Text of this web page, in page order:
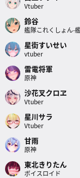
Vtuber
鈴谷
星街すいせい
vtuber
雷電将軍
原神
沙花叉クロヱ
Vtuber
星川サラ
Vtuber
甘雨
原神
東北きりたん
ボイスロイド